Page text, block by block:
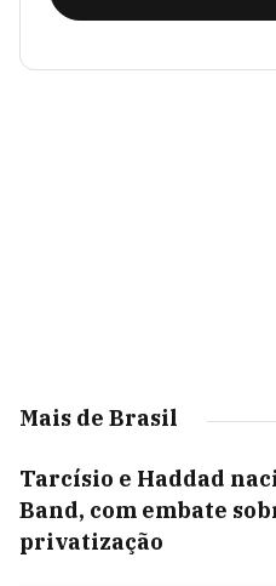
Mais de Brasil
Tarcísio e Haddad
Band, com embate
privatização